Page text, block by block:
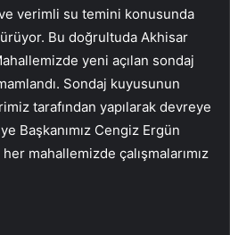
verimli su temini konusunda
Bu doğrultuda Akhisar
yeni açılan sondaj
Sondaj kuyusunun
tarafından yapılarak devreye
Başkanımız Cengiz Ergün
mahallemizde çalışmalarımız